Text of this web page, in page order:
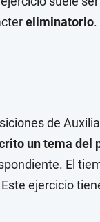
eliminatorio.
de
un tema del
El
ejercicio